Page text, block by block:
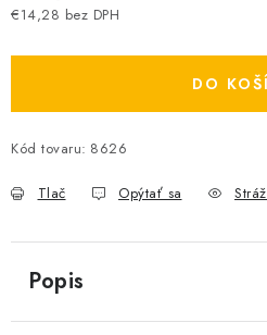
€14,28 bez DPH
DO
Kód tovaru: 8626
Tlač Opýtať sa
Popis